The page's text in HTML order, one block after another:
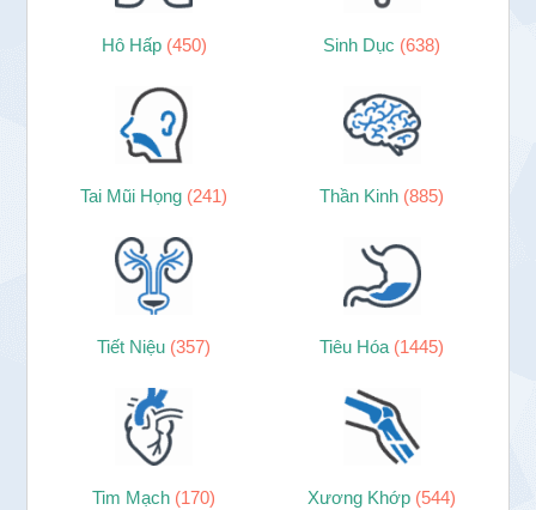
Hô Hấp (450) Sinh Dục (638)
Tai Mũi Họng (241) Thần Kinh (885)
Tiết Niệu (357) Tiêu Hóa (1445)
Tim Mạch (170) Xương Khớp (544)